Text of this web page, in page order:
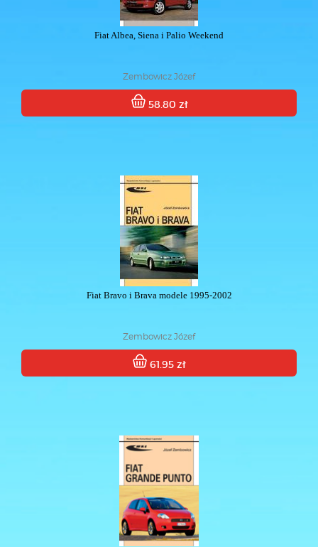
Fiat Albea, Siena i Palio Weekend
Zembowicz Józef
58.80 zł
Fiat Bravo i Brava modele 1995-2002
Zembowicz Józef
61.95 zł